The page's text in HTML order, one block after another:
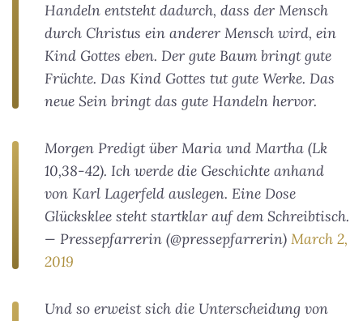
Handeln entsteht dadurch, dass der Mensch
durch Christus ein anderer Mensch wird, ein
Kind Gottes eben. Der gute Baum bringt gute
Früchte. Das Kind Gottes tut gute Werke. Das
neue Sein bringt das gute Handeln hervor.
Morgen Predigt über Maria und Martha (Lk
10,38-42). Ich werde die Geschichte anhand
von Karl Lagerfeld auslegen. Eine Dose
Glücksklee steht startklar auf dem Schreibtisch.
— Pressepfarrerin (@pressepfarrerin) March 2,
2019
Und so erweist sich die Unterscheidung von